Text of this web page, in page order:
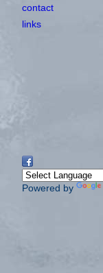
contact
links
Powered by